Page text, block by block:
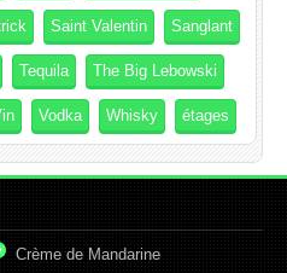
Saint Valentin Sanglant
Tequila The Big Lebowski
Vodka Whisky étages
Crème de Mandarine